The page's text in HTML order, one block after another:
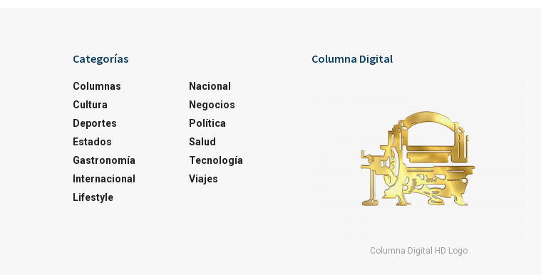
Categorías
Columnas
Cultura
Deportes
Estados
Gastronomía
Internacional
Lifestyle
Nacional
Negocios
Política
Salud
Tecnología
Viajes
Columna Digital
Columna Digital HD Logo